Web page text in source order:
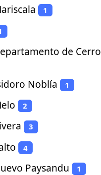
1
de Cerro
Noblía 1
2
3
4
Paysandu 1